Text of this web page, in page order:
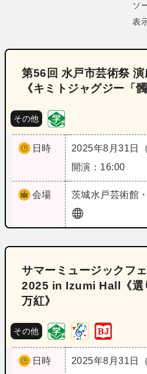
ソ
表
第56回 水戸市芸術祭
《キミトジャグジー「
その他
日時
2025年8月31日（
開演：16:00
会場 茨城水戸芸術館
サマーミュージックフ
2025 in Izumi Hall《選
万紅》
その他
日時
2025年8月31日（